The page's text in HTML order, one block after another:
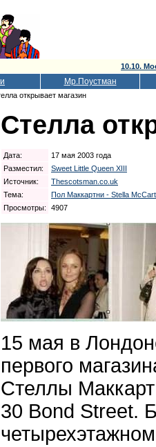
10.10.
Мр.Поустман
открывает магазин
Стелла
Дата:
17 мая 2003 года
Разместил:
Sweet Little Queen XIII
Источник:
Thescotsman.co.uk
Тема:
Пол Маккартни - Stella
Просмотры:
4907
15 мая в
первого
Стеллы
30 Bond Street.